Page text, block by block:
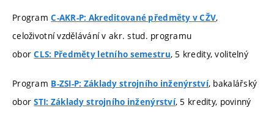
ProgramC-AKR-P: Akreditované předměty v CŽV,
celoživotní vzdělávání v akr. stud. programu
oborCLS: Předměty letního semestru, 5 kredity, volitelný
Program B-ZSI-P: Základy strojního inženýrství, bakalářský
oborSTI: Základy strojního inženýrství, 5 kredity, povinný